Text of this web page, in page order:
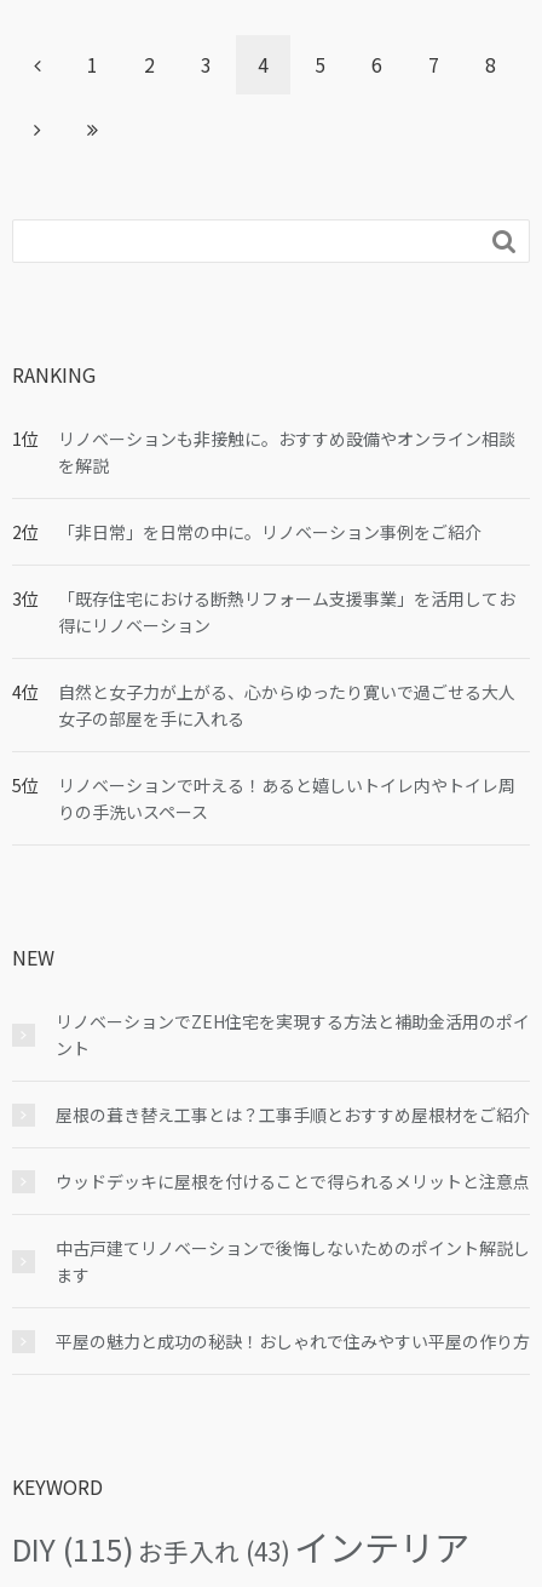
1 2 3 4 5 6 7 8

RANKING
リノベーションも非接触に。おすすめ設備やオンライン相談
を解説
「非日常」を日常の中に。リノベーション事例をご紹介
「既存住宅における断熱リフォーム支援事業」を活用してお
得にリノベーション
自然と女子力が上がる、心からゆったり寛いで過ごせる大人
女子の部屋を手に入れる
リノベーションで叶える！あると嬉しいトイレ内やトイレ周
りの手洗いスペース
NEW
リノベーションでZEH住宅を実現する方法と補助金活用のポイ
ント
屋根の葺き替え工事とは？工事手順とおすすめ屋根材をご紹介
ウッドデッキに屋根を付けることで得られるメリットと注意点
中古戸建てリノベーションで後悔しないためのポイント解説し
ます
平屋の魅力と成功の秘訣！おしゃれで住みやすい平屋の作り方
KEYWORD
DIY (115) お手入れ (43) インテリア